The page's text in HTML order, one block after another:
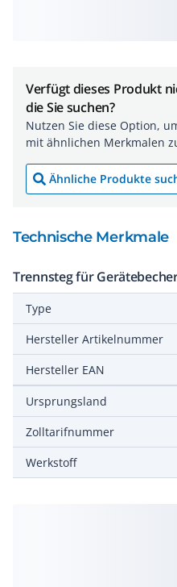
Verfügt dieses Produkt
die Sie suchen?
Nutzen Sie diese Option,
mit ähnlichen Merkmalen
Ähnliche Produkte
Technische Merkmale
Trennsteg für
Type
Hersteller Artikelnummer
Hersteller EAN
Ursprungsland
Zolltarifnummer
Werkstoff